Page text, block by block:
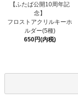
【ふたば公開10周年記
念】
フロストアクリルキーホ
ルダー(5種)
650円(内税)